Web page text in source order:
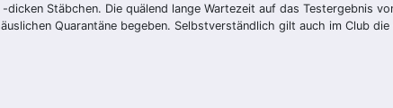
Stäbchen. Die quälend lange Wartezeit auf das Testergebnis
Quarantäne begeben. Selbstverständlich gilt auch im Club